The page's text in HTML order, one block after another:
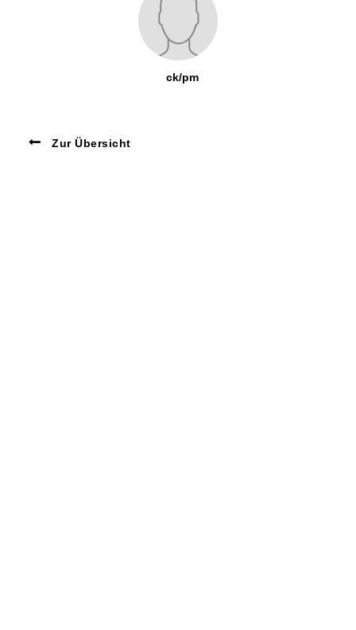
ck/pm
Zur Übersicht